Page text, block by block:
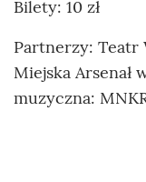
Bilety: 10 zł
Partnerzy: Teatr
Miejska Arsenał
muzyczna: